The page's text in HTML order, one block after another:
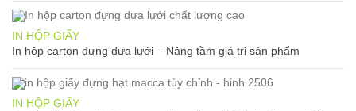
IN HỘP GIẤY
In hộp carton đựng dưa lưới – Nâng tầm giá trị sản phẩm
IN HỘP GIẤY